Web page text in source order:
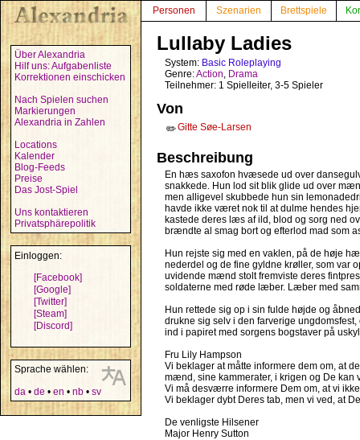
Über Alexandria
Hilf uns: Aufgabenliste
Korrektionen einschicken
Nach Spielen suchen
Markierungen
Alexandria in Zahlen
Locations
Kalender
Blog-Feeds
Preise
Das Jost-Spiel
Uns kontaktieren
Privatsphärepolitik
Einloggen:
[Facebook]
[Google]
[Twitter]
[Steam]
[Discord]
Sprache wählen:
da • de • en • nb • sv
Personen Szenarien Brettspiele
Lullaby Ladies
System: Basic Roleplaying
Genre:Action, Drama
Teilnehmer: 1 Spielleiter, 3-5 Spieler
Von
✏️Gitte Søe-Larsen
Beschreibung
En hæs saxofon hvæsede ud over
snakkede. Hun lod sit blik glide ud over
men alligevel skubbede hun sin
havde ikke været nok til at dulme hendes
kastede deres læs af ild, blod og sorg ned
brændte al smag bort og efterlod mad som
Hun rejste sig med en vaklen, på de høje
nederdel og de fine gyldne krøller, som var
uvidende mænd stolt fremviste deres
soldaterne med røde læber. Læber med
Hun rettede sig op i sin fulde højde og
drukne sig selv i den farverige
ind i papiret med sorgens bogstaver på
Fru Lily Hampson
Vi beklager at måtte informere dem om, at
mænd, sine kammerater, i krigen og De
Vi må desværre informere Dem om, at vi
Vi beklager dybt Deres tab, men vi ved, at
De venligste Hilsener
Major Henry Sutton